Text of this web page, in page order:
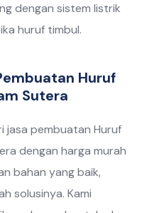
dengan sistem listrik
huruf timbul.
Huruf
Sutera
jasa pembuatan Huruf
dengan harga murah
bahan yang baik,
solusinya. Kami